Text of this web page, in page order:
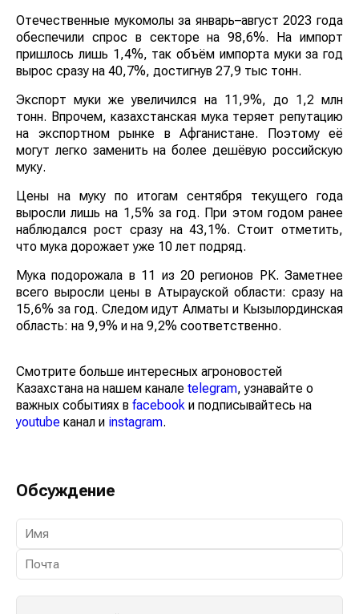
Отечественные мукомолы за январь–август 2023 года
обеспечили спрос в секторе на 98,6%. На импорт
пришлось лишь 1,4%, так объём импорта муки за год
вырос сразу на 40,7%, достигнув 27,9 тыс тонн.
Экспорт муки же увеличился на 11,9%, до 1,2 млн
тонн. Впрочем, казахстанская мука теряет репутацию
на экспортном рынке в Афганистане. Поэтому её
могут легко заменить на более дешёвую российскую
муку.
Цены на муку по итогам сентября текущего года
выросли лишь на 1,5% за год. При этом годом ранее
наблюдался рост сразу на 43,1%. Стоит отметить,
что мука дорожает уже 10 лет подряд.
Мука подорожала в 11 из 20 регионов РК. Заметнее
всего выросли цены в Атырауской области: сразу на
15,6% за год. Следом идут Алматы и Кызылординская
область: на 9,9% и на 9,2% соответственно.
Смотрите больше интересных агроновостей
Казахстана на нашем канале telegram, узнавайте о
важных событиях в facebook и подписывайтесь на
youtube канал и instagram.
Обсуждение